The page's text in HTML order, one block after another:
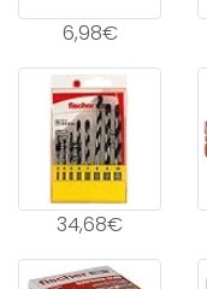
6,98€
34,68€